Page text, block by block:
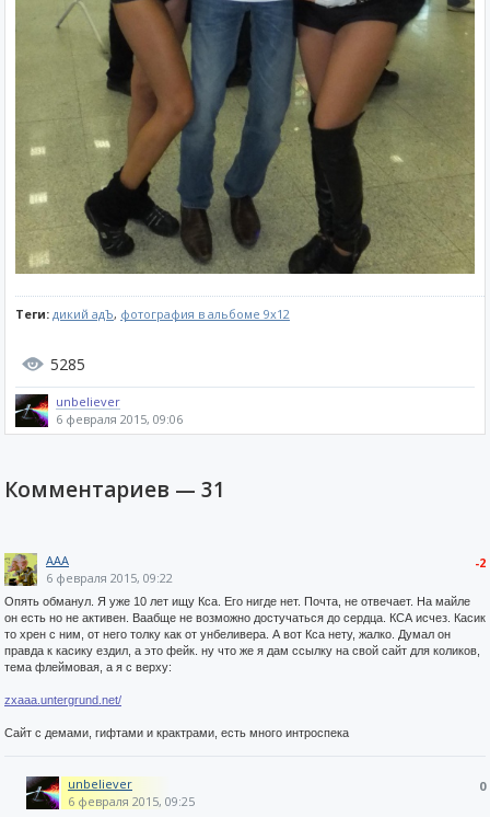
Теги: дикий адЪ, фотография в альбоме 9x12
5285
unbeliever
6 февраля 2015, 09:06
Комментариев — 31
-2
AAA
6 февраля 2015, 09:22
Опять обманул. Я уже 10 лет ищу Кса. Его нигде нет. Почта, не отвечает. На майле
он есть но не активен. Ваабще не возможно достучаться до сердца. КСА исчез. Касик
то хрен с ним, от него толку как от унбеливера. А вот Кса нету, жалко. Думал он
правда к касику ездил, а это фейк. ну что же я дам ссылку на свой сайт для коликов,
тема флеймовая, а я с верху:
zxaaa.untergrund.net/
Сайт с демами, гифтами и крактрами, есть много интроспека
0
unbeliever
6 февраля 2015, 09:25